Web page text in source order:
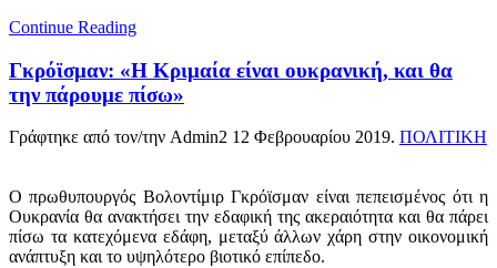
Continue Reading
Γκρόϊσμαν: «Η Κριμαία είναι ουκρανική, και θα
την πάρουμε πίσω»
Γράφτηκε από τον/την Admin2 12 Φεβρουαρίου 2019. ΠΟΛΙΤΙΚΗ
Ο πρωθυπουργός Βολοντίμιρ Γκρόϊσμαν είναι πεπεισμένος ότι η
Ουκρανία θα ανακτήσει την εδαφική της ακεραιότητα και θα πάρει
πίσω τα κατεχόμενα εδάφη, μεταξύ άλλων χάρη στην οικονομική
ανάπτυξη και το υψηλότερο βιοτικό επίπεδο.